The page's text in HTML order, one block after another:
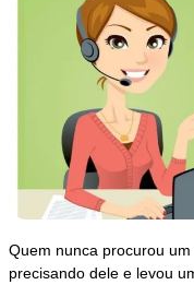
Quem nunca procurou
precisando dele e levou